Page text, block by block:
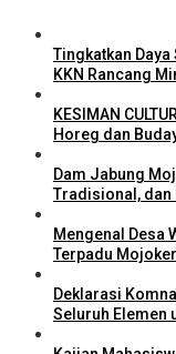
Tingkatkan
KKN Rancang
KESIMAN
Horeg dan
Dam Jabung
Tradisional, dan
Mengenal Desa
Terpadu
Deklarasi
Seluruh Elemen